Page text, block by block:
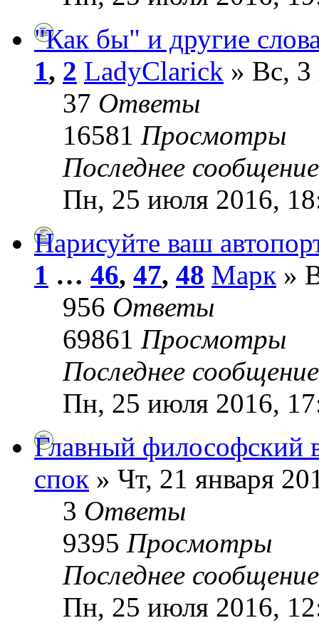
"Как бы" и другие
1, 2 LadyClarick » Вс, 3
37 Ответы
16581 Просмотры
Последнее
Пн, 25 июля 2016,
Нарисуйте ваш
1 … 46, 47, 48 Марк »
956 Ответы
69861 Просмотры
Последнее
Пн, 25 июля 2016,
Главный философский
спок » Чт, 21 января
3 Ответы
9395 Просмотры
Последнее
Пн, 25 июля 2016,